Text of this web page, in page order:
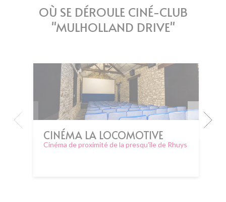
OÙ SE DÉROULE CINÉ-CLUB
"MULHOLLAND DRIVE"
CINÉMA LA LOCOMOTIVE
Cinéma de proximité de la presqu’île de Rhuys